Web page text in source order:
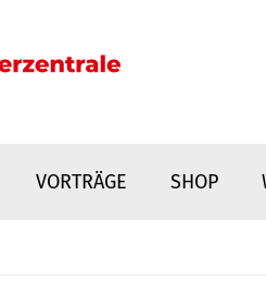
VORTRÄGE SHOP